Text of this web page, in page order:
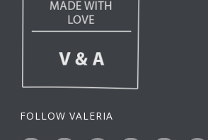
FOLLOW VALERIA